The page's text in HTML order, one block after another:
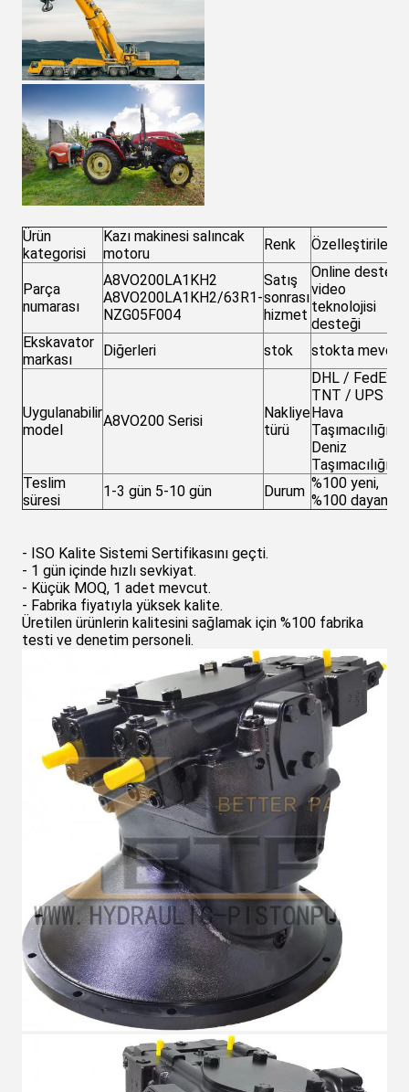
Ürün
kategorisi
Kazı makinesi salıncak
motoru
Renk Özelleştirilebilir
Parça
numarası
A8VO200LA1KH2
A8VO200LA1KH2/63R1-
NZG05F004
Satış
sonrası
hizmet
Online destek,
video
teknolojisi
desteği
Ekskavator
markası
Diğerleri stok stokta mevcut
Uygulanabilir
model
A8VO200 Serisi
Nakliye
türü
DHL / FedEx /
TNT / UPS /
Hava
Taşımacılığı /
Deniz
Taşımacılığı
Teslim
süresi
1-3 gün 5-10 gün Durum %100 yeni,
%100 dayanıklı.
- ISO Kalite Sistemi Sertifikasını geçti.
- 1 gün içinde hızlı sevkiyat.
- Küçük MOQ, 1 adet mevcut.
- Fabrika fiyatıyla yüksek kalite.
Üretilen ürünlerin kalitesini sağlamak için %100 fabrika
testi ve denetim personeli.